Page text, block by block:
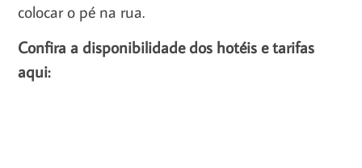
colocar o pé na rua.
Confira a disponibilidade dos hotéis e tarifas
aqui: